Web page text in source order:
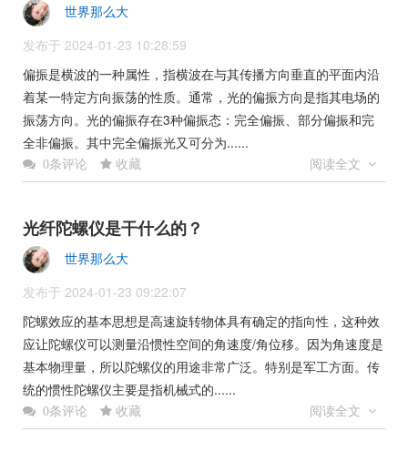
世界那么大
发布于 2024-01-23 10:28:59
偏振是横波的一种属性，指横波在与其传播方向垂直的平面内沿
着某一特定方向振荡的性质。通常，光的偏振方向是指其电场的
振荡方向。光的偏振存在3种偏振态：完全偏振、部分偏振和完
全非偏振。其中完全偏振光又可分为......
0条评论 收藏 阅读全文
光纤陀螺仪是干什么的？
世界那么大
发布于 2024-01-23 09:22:07
陀螺效应的基本思想是高速旋转物体具有确定的指向性，这种效
应让陀螺仪可以测量沿惯性空间的角速度/角位移。因为角速度是
基本物理量，所以陀螺仪的用途非常广泛。特别是军工方面。传
统的惯性陀螺仪主要是指机械式的......
0条评论 收藏 阅读全文